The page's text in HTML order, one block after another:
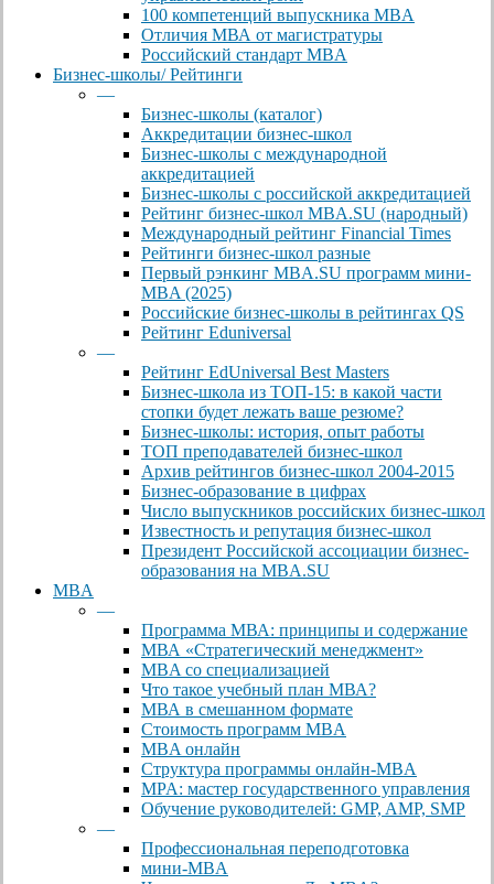
100 компетенций выпускника MBA
Отличия МВА от магистратуры
Российский стандарт MBA
Бизнес-школы/ Рейтинги
—
Бизнес-школы (каталог)
Аккредитации бизнес-школ
Бизнес-школы с международной
аккредитацией
Бизнес-школы с российской аккредитацией
Рейтинг бизнес-школ MBA.SU (народный)
Международный рейтинг Financial Times
Рейтинги бизнес-школ разные
Первый рэнкинг MBA.SU программ мини-
MBA (2025)
Российские бизнес-школы в рейтингах QS
Рейтинг Eduniversal
—
Рейтинг EdUniversal Best Masters
Бизнес-школа из ТОП-15: в какой части
стопки будет лежать ваше резюме?
Бизнес-школы: история, опыт работы
ТОП преподавателей бизнес-школ
Архив рейтингов бизнес-школ 2004-2015
Бизнес-образование в цифрах
Число выпускников российских бизнес-школ
Известность и репутация бизнес-школ
Президент Российской ассоциации бизнес-
образования на MBA.SU
MBA
—
Программа МВА: принципы и содержание
МВА «Cтратегический менеджмент»
MBA со специализацией
Что такое учебный план МВА?
МВА в смешанном формате
Стоимость программ MBA
MBA онлайн
Cтруктура программы онлайн-MBA
MPA: мастер государственного управления
Обучение руководителей: GMP, AMP, SMP
—
Профессиональная переподготовка
мини-MBA